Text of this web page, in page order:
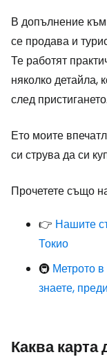
В допълнение към
се продава и
Те работят
няколко детайла,
след пристигането.
Ето моите
си струва да си
Прочетете също
👉 Нашите
Токио
🚇 Метрото в
знаете,
Каква карта